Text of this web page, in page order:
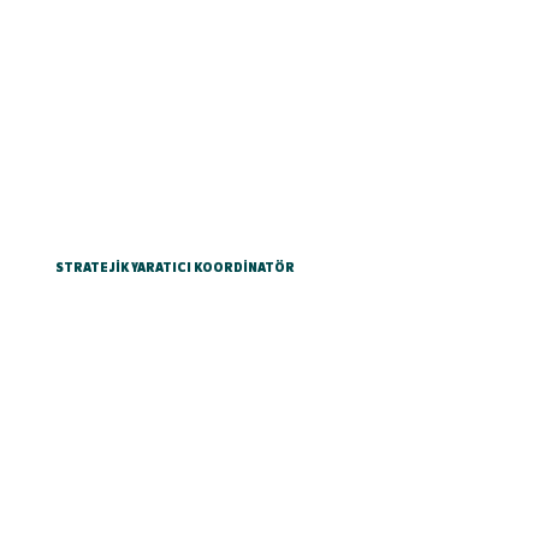
STRATEJİK YARATICI KOORDİNATÖR